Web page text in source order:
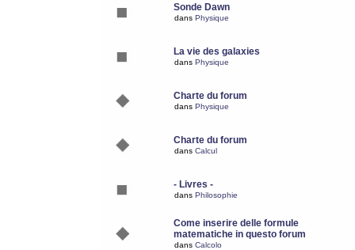
Sonde Dawn
dans Physique
La vie des galaxies
dans Physique
Charte du forum
dans Physique
Charte du forum
dans Calcul
- Livres -
dans Philosophie
Come inserire delle formule
matematiche in questo forum
dans Calcolo